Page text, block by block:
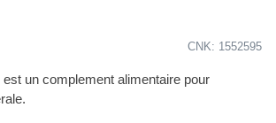
CNK: 1552595
un complement alimentaire pour